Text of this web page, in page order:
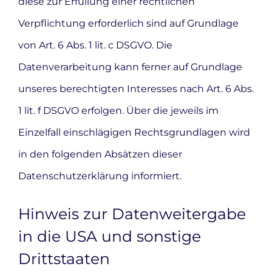
Verpflichtung erforderlich sind auf Grundlage
von Art. 6 Abs. 1 lit. c DSGVO. Die
Datenverarbeitung kann ferner auf Grundlage
unseres berechtigten Interesses nach Art. 6 Abs.
1 lit. f DSGVO erfolgen. Über die jeweils im
Einzelfall einschlägigen Rechtsgrundlagen wird
in den folgenden Absätzen dieser
Datenschutzerklärung informiert.
Hinweis zur Datenweitergabe
in die USA und sonstige
Drittstaaten